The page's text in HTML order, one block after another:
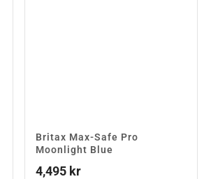
Britax Max-Safe Pro
Moonlight Blue
4,495 kr